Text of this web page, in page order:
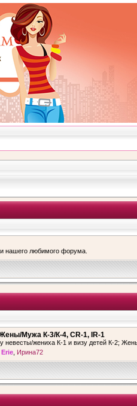
нашего любимого форума.
Мужа К-3/К-4, CR-1, IR-1
невесты/жениха К-1 и визу детей К-2;
Erie Ирина72